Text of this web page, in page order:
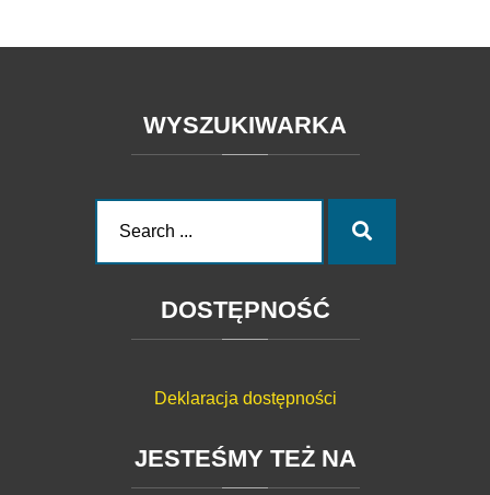
WYSZUKIWARKA
Search
DOSTĘPNOŚĆ
Deklaracja dostępności
JESTEŚMY TEŻ NA